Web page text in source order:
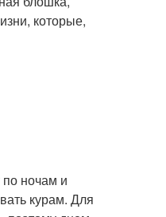
которые,
ночам и
курам. Для